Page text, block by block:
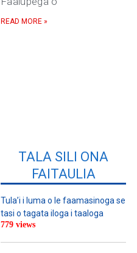
READ MORE »
TALA SILI ONA
FAITAULIA
Tula’i i luma o le faamasinoga se
tasi o tagata iloga i taaloga
779 views